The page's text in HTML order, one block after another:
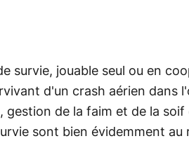
survie, jouable seul ou en
d'un crash aérien dans
gestion de la faim et de la soif
sont bien évidemment au